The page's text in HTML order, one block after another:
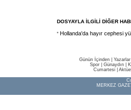
DOSYAYLA İLGİLİ DİĞER
Hollanda'da hayır cephesi
Günün İçinden Yazarlar
Spor
Günaydın
Cumartesi
MERKEZ